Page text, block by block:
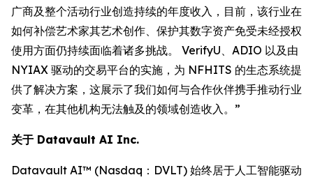
广商及整个活动行业创造持续的年度收入，目前，该行业在
如何补偿艺术家其艺术创作、保护其数字资产免受未经授权
使用方面仍持续面临着诸多挑战。 VerifyU、ADIO 以及由
NYIAX 驱动的交易平台的实施，为 NFHITS 的生态系统提
供了解决方案，这展示了我们如何与合作伙伴携手推动行业
变革，在其他机构无法触及的领域创造收入。”
关于 Datavault AI Inc.
Datavault AI™ (Nasdaq：DVLT) 始终居于人工智能驱动